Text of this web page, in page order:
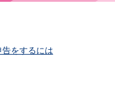
をするには